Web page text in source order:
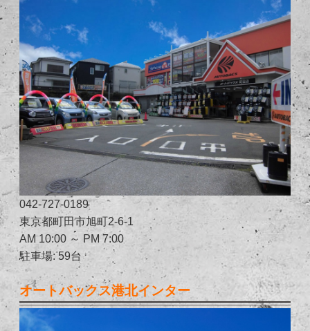
042-727-0189
東京都町田市旭町2-6-1
AM 10:00 ～ PM 7:00
駐車場: 59台
オートバックス港北インター